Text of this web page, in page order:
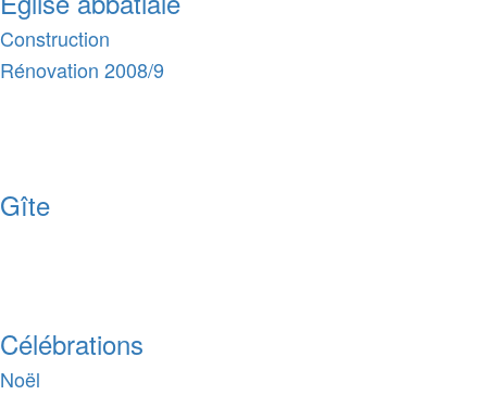
Construction
Rénovation 2008/9
Gîte
Célébrations
Noël